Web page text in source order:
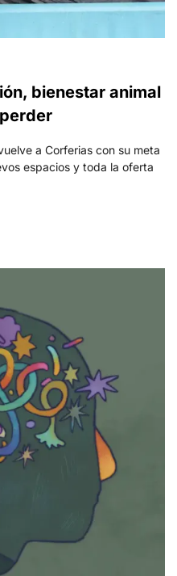
bienestar animal
a Corferias con su meta
espacios y toda la oferta